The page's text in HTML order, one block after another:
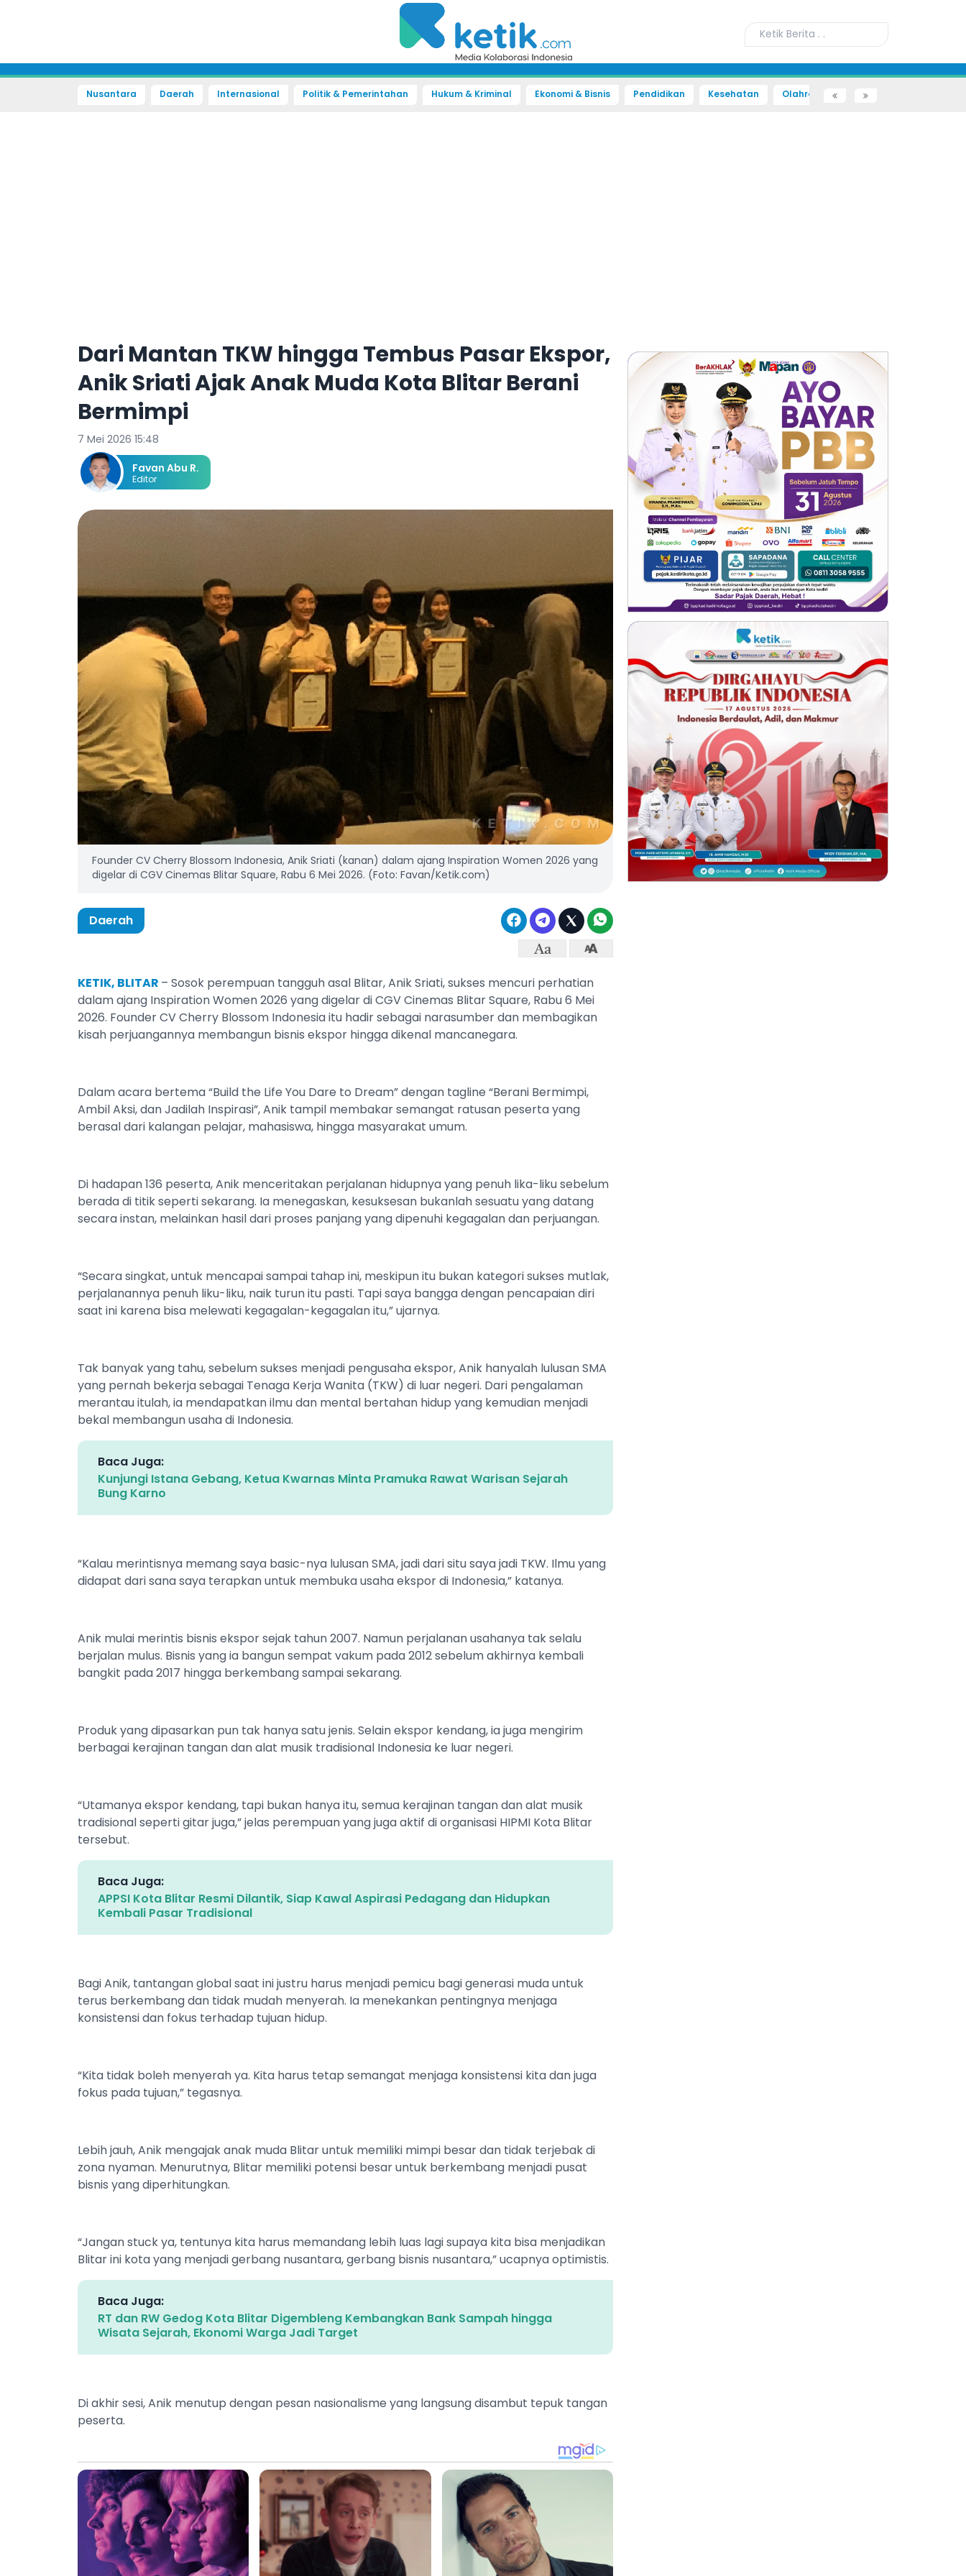
Nusantara Daerah Internasional Politik & Pemerintahan Hukum & Kriminal Ekonomi & Bisnis Pendidikan Kesehatan Olahraga Sains dan Teknologi
Dari Mantan TKW hingga Tembus Pasar Ekspor,
Anik Sriati Ajak Anak Muda Kota Blitar Berani
Bermimpi
7 Mei 2026 15:48
Favan Abu R.
Editor
Founder CV Cherry Blossom Indonesia, Anik Sriati (kanan) dalam ajang Inspiration Women 2026 yang
digelar di CGV Cinemas Blitar Square, Rabu 6 Mei 2026. (Foto: Favan/Ketik.com)
Daerah
KETIK, BLITAR – Sosok perempuan tangguh asal Blitar, Anik Sriati, sukses mencuri perhatian
dalam ajang Inspiration Women 2026 yang digelar di CGV Cinemas Blitar Square, Rabu 6 Mei
2026. Founder CV Cherry Blossom Indonesia itu hadir sebagai narasumber dan membagikan
kisah perjuangannya membangun bisnis ekspor hingga dikenal mancanegara.
Dalam acara bertema “Build the Life You Dare to Dream” dengan tagline “Berani Bermimpi,
Ambil Aksi, dan Jadilah Inspirasi”, Anik tampil membakar semangat ratusan peserta yang
berasal dari kalangan pelajar, mahasiswa, hingga masyarakat umum.
Di hadapan 136 peserta, Anik menceritakan perjalanan hidupnya yang penuh lika-liku sebelum
berada di titik seperti sekarang. Ia menegaskan, kesuksesan bukanlah sesuatu yang datang
secara instan, melainkan hasil dari proses panjang yang dipenuhi kegagalan dan perjuangan.
“Secara singkat, untuk mencapai sampai tahap ini, meskipun itu bukan kategori sukses mutlak,
perjalanannya penuh liku-liku, naik turun itu pasti. Tapi saya bangga dengan pencapaian diri
saat ini karena bisa melewati kegagalan-kegagalan itu,” ujarnya.
Tak banyak yang tahu, sebelum sukses menjadi pengusaha ekspor, Anik hanyalah lulusan SMA
yang pernah bekerja sebagai Tenaga Kerja Wanita (TKW) di luar negeri. Dari pengalaman
merantau itulah, ia mendapatkan ilmu dan mental bertahan hidup yang kemudian menjadi
bekal membangun usaha di Indonesia.
Baca Juga:
Kunjungi Istana Gebang, Ketua Kwarnas Minta Pramuka Rawat Warisan Sejarah
Bung Karno
“Kalau merintisnya memang saya basic-nya lulusan SMA, jadi dari situ saya jadi TKW. Ilmu yang
didapat dari sana saya terapkan untuk membuka usaha ekspor di Indonesia,” katanya.
Anik mulai merintis bisnis ekspor sejak tahun 2007. Namun perjalanan usahanya tak selalu
berjalan mulus. Bisnis yang ia bangun sempat vakum pada 2012 sebelum akhirnya kembali
bangkit pada 2017 hingga berkembang sampai sekarang.
Produk yang dipasarkan pun tak hanya satu jenis. Selain ekspor kendang, ia juga mengirim
berbagai kerajinan tangan dan alat musik tradisional Indonesia ke luar negeri.
“Utamanya ekspor kendang, tapi bukan hanya itu, semua kerajinan tangan dan alat musik
tradisional seperti gitar juga,” jelas perempuan yang juga aktif di organisasi HIPMI Kota Blitar
tersebut.
Baca Juga:
APPSI Kota Blitar Resmi Dilantik, Siap Kawal Aspirasi Pedagang dan Hidupkan
Kembali Pasar Tradisional
Bagi Anik, tantangan global saat ini justru harus menjadi pemicu bagi generasi muda untuk
terus berkembang dan tidak mudah menyerah. Ia menekankan pentingnya menjaga
konsistensi dan fokus terhadap tujuan hidup.
“Kita tidak boleh menyerah ya. Kita harus tetap semangat menjaga konsistensi kita dan juga
fokus pada tujuan,” tegasnya.
Lebih jauh, Anik mengajak anak muda Blitar untuk memiliki mimpi besar dan tidak terjebak di
zona nyaman. Menurutnya, Blitar memiliki potensi besar untuk berkembang menjadi pusat
bisnis yang diperhitungkan.
“Jangan stuck ya, tentunya kita harus memandang lebih luas lagi supaya kita bisa menjadikan
Blitar ini kota yang menjadi gerbang nusantara, gerbang bisnis nusantara,” ucapnya optimistis.
Baca Juga:
RT dan RW Gedog Kota Blitar Digembleng Kembangkan Bank Sampah hingga
Wisata Sejarah, Ekonomi Warga Jadi Target
Di akhir sesi, Anik menutup dengan pesan nasionalisme yang langsung disambut tepuk tangan
peserta.